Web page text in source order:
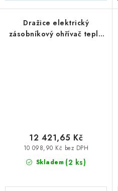
Dražice elektrický
zásobníkový ohřívač teplé
Skladem (2 ks)
10 098,90 Kč bez DPH
12 421,65 Kč